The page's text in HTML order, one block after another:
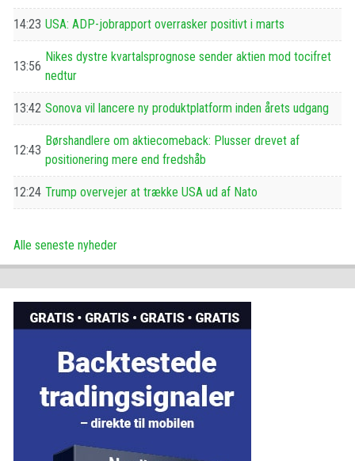
14:23 USA: ADP-jobrapport overrasker positivt i marts
13:56
Nikes dystre kvartalsprognose sender aktien mod tocifret
nedtur
13:42 Sonova vil lancere ny produktplatform inden årets udgang
12:43
Børshandlere om aktiecomeback: Plusser drevet af
positionering mere end fredshåb
12:24 Trump overvejer at trække USA ud af Nato
Alle seneste nyheder